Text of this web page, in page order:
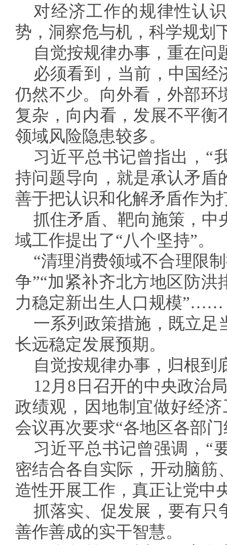
对经济工作的规律性认
势，洞察危与机，科学规划
自觉按规律办事，重在问
必须看到，当前，中国经
仍然不少。向外看，外部环
复杂，向内看，发展不平衡
领域风险隐患较多。
习近平总书记曾指出，“
持问题导向，就是承认矛盾
善于把认识和化解矛盾作为
抓住矛盾、靶向施策，中
域工作提出了“八个坚持”。
“清理消费领域不合理限
争”“加紧补齐北方地区防洪
力稳定新出生人口规模”……
一系列政策措施，既立足
长远稳定发展预期。
自觉按规律办事，归根到
12月8日召开的中央政治
政绩观，因地制宜做好经
会议再次要求“各地区各部
习近平总书记曾强调，“
密结合各自实际，开动脑筋
造性开展工作，真正让党中
抓落实、促发展，要有只
善作善成的实干智慧。